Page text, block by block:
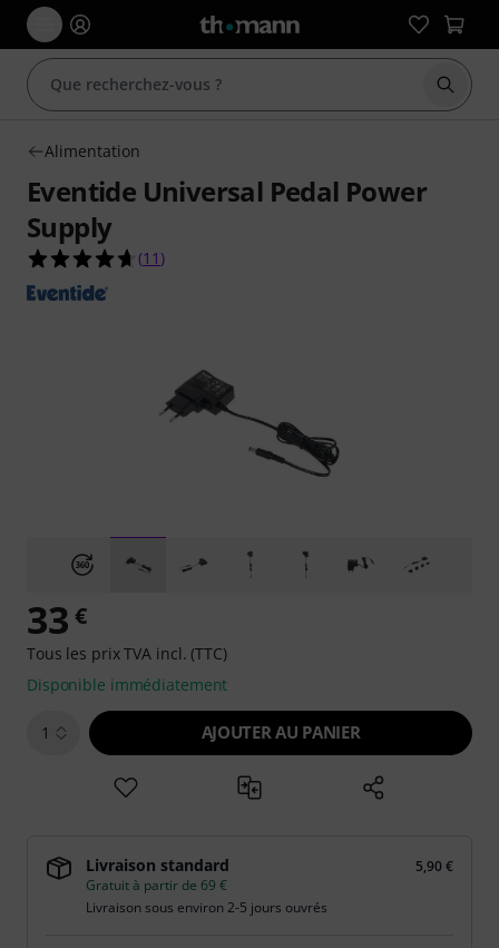
Alimentation
Eventide Universal Pedal Power
Supply
4.6 étoiles sur 5 d'après 11 évaluations clients
(11 )
33 €
Tous les prix TVA incl. (TTC)
Disponible immédiatement
1 AJOUTER AU PANIER
Livraison standard
5,90 €
Gratuit à partir de 69 €
Livraison sous environ 2-5 jours ouvrés